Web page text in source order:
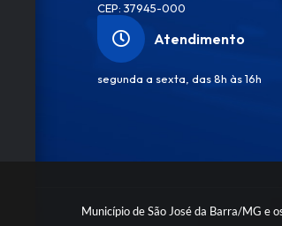
Município de São José da Barra/MG e
o
n
ik
CEP: 37945-000
Atendimento
segunda a sexta, das 8h às 16h